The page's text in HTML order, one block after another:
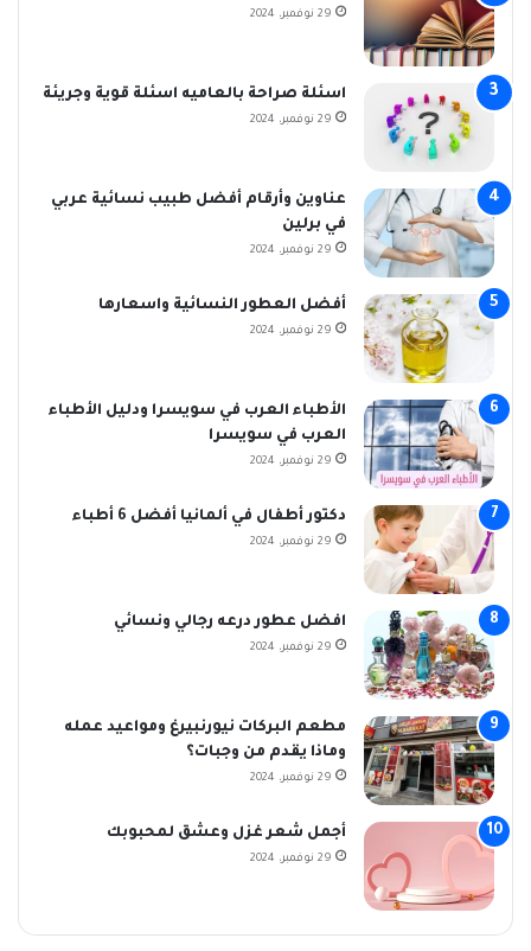
29 نوفمبر، 2024
اسئلة صراحة بالعاميه اسئلة قوية وجريئة
29 نوفمبر، 2024
عناوين وأرقام أفضل طبيب نسائية عربي
في برلين
29 نوفمبر، 2024
أفضل العطور النسائية واسعارها
29 نوفمبر، 2024
الأطباء العرب في سويسرا ودليل الأطباء
العرب في سويسرا
29 نوفمبر، 2024
دكتور أطفال في ألمانيا أفضل 6 أطباء
29 نوفمبر، 2024
افضل عطور درعه رجالي ونسائي
29 نوفمبر، 2024
مطعم البركات نيورنبيرغ ومواعيد عمله
وماذا يقدم من وجبات؟
29 نوفمبر، 2024
أجمل شعر غزل وعشق لمحبوبك
29 نوفمبر، 2024